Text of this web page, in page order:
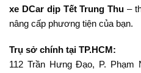
xe DCar dịp Tết Trung Thu –
nâng cấp phương tiện của bạn.
Trụ sở chính tại TP.HCM:
112 Trần Hưng Đạo, P. Phạm